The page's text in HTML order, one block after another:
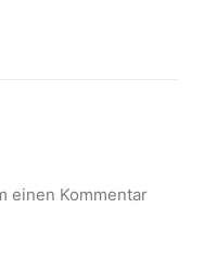
einen Kommentar